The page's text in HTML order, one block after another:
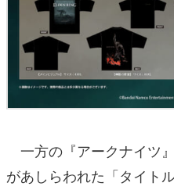
一方の『アークナイツ
があしらわれた「タイト